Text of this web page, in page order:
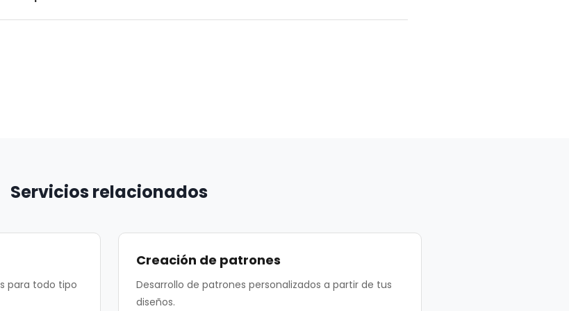
la compatibilidad con cualquier sistema de corte industrial y la
en 3D.
Servicios relacionados
para todo tipo
Creación de patrones
Desarrollo de patrones personalizados a partir de tus
diseños.